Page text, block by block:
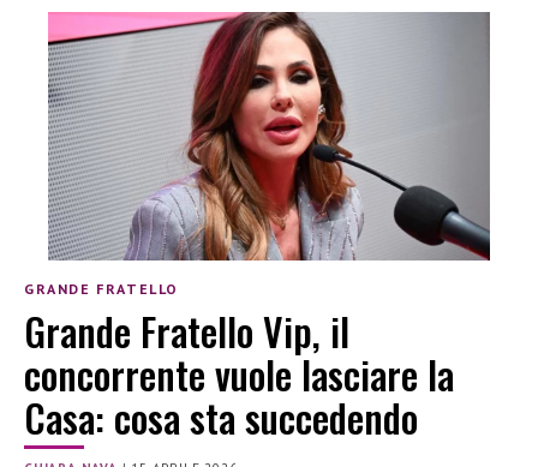
GRANDE FRATELLO
Grande Fratello Vip, il
concorrente vuole lasciare la
Casa: cosa sta succedendo